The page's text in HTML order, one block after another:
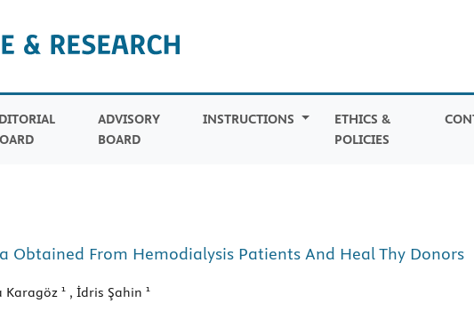
ADVISORY
BOARD
INSTRUCTIONS
ETHICS &
POLICIES
From Hemodialysis Patients And Heal Thy Donors
Karagöz 1 , İdris Şahin 1